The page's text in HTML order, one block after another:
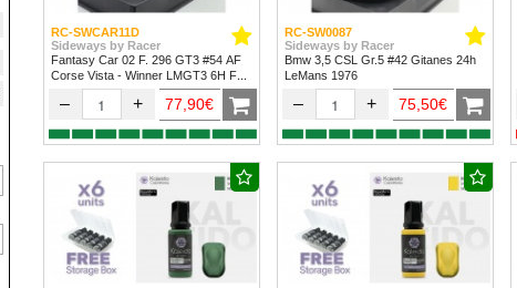
RC-SWCAR11D
Sideways by Racer
Fantasy Car 02 F. 296 GT3 #54 AF
Corse Vista - Winner LMGT3 6H Fuji
– + 77,90€
RC-SW0087
Sideways by Racer
Bmw 3,5 CSL Gr.5 #42 Gitanes 24h
LeMans 1976
– + 75,50€